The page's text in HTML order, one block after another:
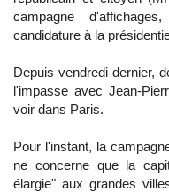
campagne
candidature à la
Depuis vendredi dernier,
l'impasse avec Jean-
voir dans Paris.
Pour l'instant, la
ne concerne que la
élargie" aux grandes